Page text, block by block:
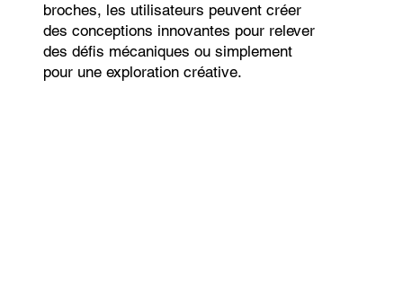
broches, les utilisateurs peuvent créer
des conceptions innovantes pour relever
des défis mécaniques ou simplement
pour une exploration créative.